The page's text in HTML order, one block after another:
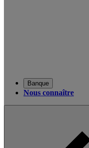
Banque
Nous connaître